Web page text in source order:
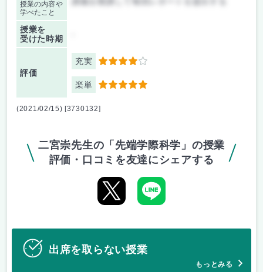
授業の内容や
学べたこと
授業を
受けた時期
評価
充実 4
楽単 5
(2021/02/15) [3730132]
二宮崇先生の「先端学際科学」の授業
評価・口コミを友達にシェアする
出席を取らない授業
もっとみる